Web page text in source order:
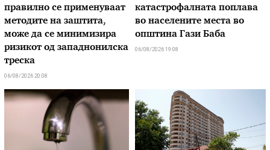
правилно се применуваат
методите на заштита,
може да се минимизира
ризикот од западнонилска
треска
06/08/2026 20:08
катастрофалната поплава
во населените места во
општина Гази Баба
06/08/2026 19:08